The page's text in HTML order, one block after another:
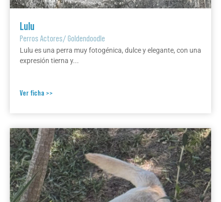
Lulu
Perros Actores/Goldendoodle
Lulu es una perra muy fotogénica, dulce y elegante, con una
expresión tierna y...
Ver ficha >>